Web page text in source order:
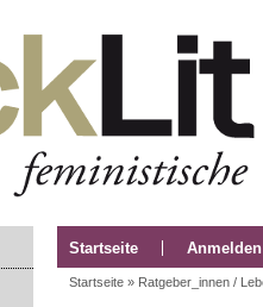
Startseite Anmelden
Startseite » Ratgeber_innen /